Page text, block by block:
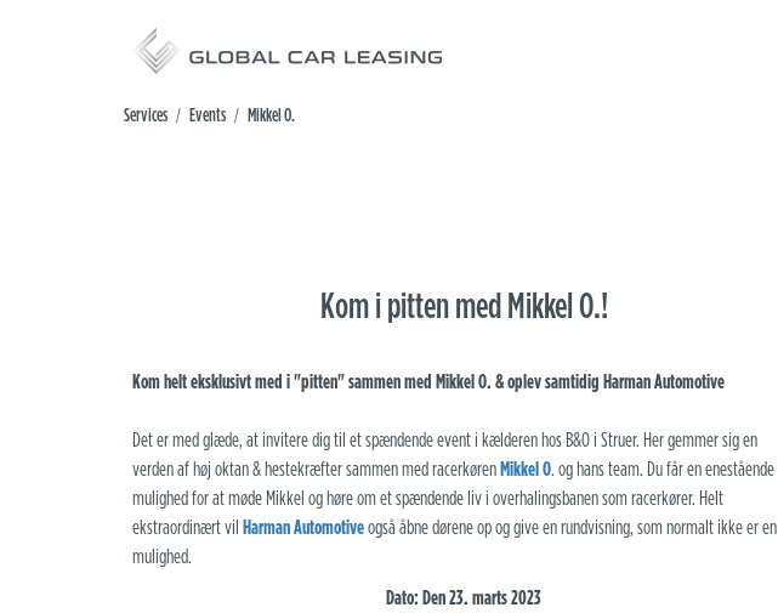
Services / Events / Mikkel O.
Kom i pitten med Mikkel O.!
Kom helt eksklusivt med i "pitten" sammen med Mikkel O. & oplev samtidig Harman Automotive
Det er med glæde, at invitere dig til et spændende event i kælderen hos B&O i Struer. Her gemmer sig en
verden af høj oktan & hestekræfter sammen med racerkørenMikkel O. og hans team. Du får en enestående
mulighed for at møde Mikkel og høre om et spændende liv i overhalingsbanen som racerkører. Helt
ekstraordinært vil Harman Automotiveogså åbne dørene op og give en rundvisning, som normalt ikke er en
mulighed.
Dato: Den 23. marts 2023